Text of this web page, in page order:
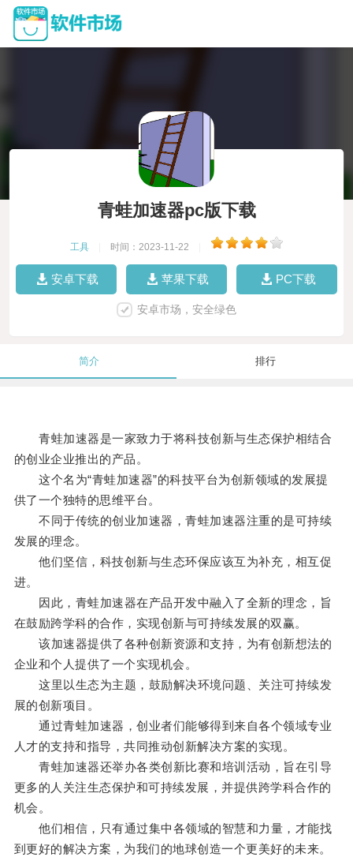
青蛙加速器pc版下载
工具 时间：2023-11-22
安卓下载 苹果下载 PC下载
安卓市场，安全绿色
简介 排行
青蛙加速器是一家致力于将科技创新与生态保护相结合
的创业企业推出的产品。
这个名为“青蛙加速器”的科技平台为创新领域的发展提
供了一个独特的思维平台。
不同于传统的创业加速器，青蛙加速器注重的是可持续
发展的理念。
他们坚信，科技创新与生态环保应该互为补充，相互促
进。
因此，青蛙加速器在产品开发中融入了全新的理念，旨
在鼓励跨学科的合作，实现创新与可持续发展的双赢。
该加速器提供了各种创新资源和支持，为有创新想法的
企业和个人提供了一个实现机会。
这里以生态为主题，鼓励解决环境问题、关注可持续发
展的创新项目。
通过青蛙加速器，创业者们能够得到来自各个领域专业
人才的支持和指导，共同推动创新解决方案的实现。
青蛙加速器还举办各类创新比赛和培训活动，旨在引导
更多的人关注生态保护和可持续发展，并提供跨学科合作的
机会。
他们相信，只有通过集中各领域的智慧和力量，才能找
到更好的解决方案，为我们的地球创造一个更美好的未来。